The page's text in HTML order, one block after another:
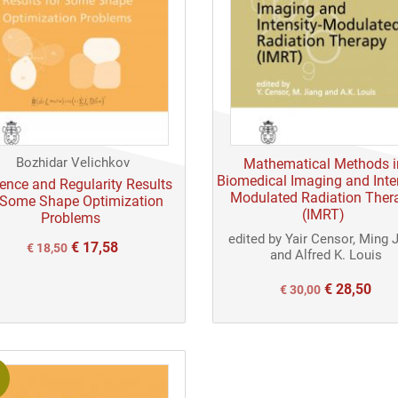
Bozhidar Velichkov
and Regularity Results
Shape Optimization
Problems
Il
era:
€ 18,50.
€ 18,50Il
è:
€ 18,50.
€ 17,58
Mathematical Methods
Biomedical Imaging and
Modulated Radiation
(IMRT)
edited by Yair Censor, Ming
and Alfred K. Louis
Il
€30,00Il€ 28,50